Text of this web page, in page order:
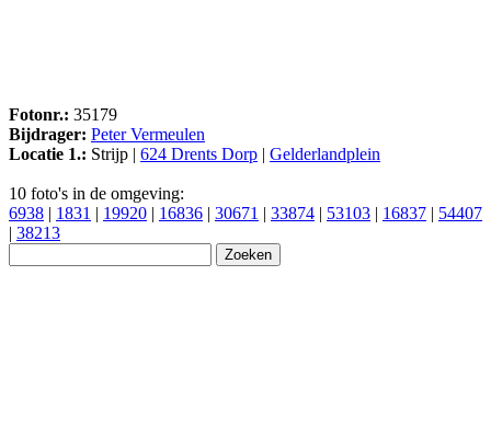
Fotonr.: 35179
Bijdrager: Peter Vermeulen
Locatie 1.: Strijp | 624 Drents Dorp | Gelderlandplein
10 foto's in de omgeving:
6938 | 1831 | 19920 | 16836 | 30671 | 33874 | 53103 | 16837 | 54407
| 38213